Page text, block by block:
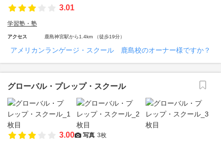
3.01
学習塾・塾
アクセス 鹿島神宮駅から1.4km （徒歩19分）
アメリカンランゲージ・スクール 鹿島校のオーナー様ですか？
グローバル・プレップ・スクール
3.00 写真 3枚